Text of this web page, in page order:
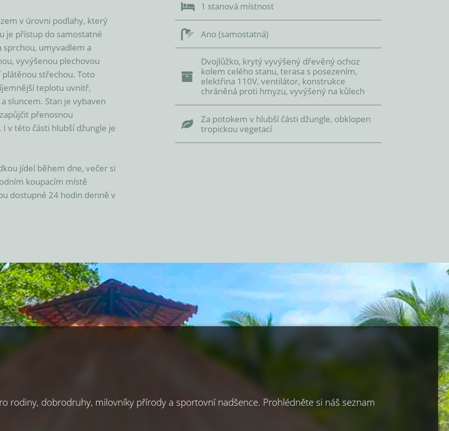
v úrovni podlahy, který
je přístup do samostatné
sprchou, umyvadlem a
vyvýšenou plechovou
střechou. Toto
teplotu uvnitř,
sluncem. Stan je vybaven
přenosnou
v této části hlubší džungle je
jídel během dne, večer si
koupacím místě
dostupné 24 hodin denně v
1 stanová místnost
Ano (samostatná)
Dvojlůžko, krytý vyvýšený dřevěný ochoz
kolem celého stanu, terasa s posezením,
elektřina 110V, ventilátor, konstrukce
chráněná proti hmyzu, vyvýšený na kůlech
Za potokem v hlubší části džungle, obklopen
tropickou vegetací
rodiny, dobrodruhy, milovníky přírody a sportovní nadšence. Prohlédněte si náš seznam